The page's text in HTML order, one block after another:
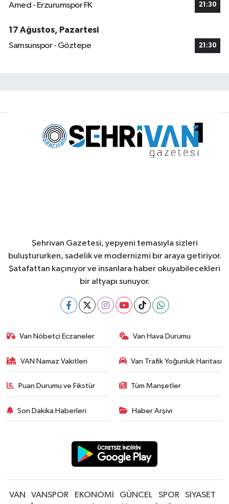
Amed - Erzurumspor FK 21:30
17 Ağustos, Pazartesi
Samsunspor - Göztepe
21:30
Şehrivan Gazetesi, yepyeni temasıyla sizleri
buluştururken, sadelik ve modernizmi bir araya getiriyor.
Şatafattan kaçınıyor ve insanlara haber okuyabilecekleri
bir altyapı sunuyor.
Van Nöbetçi Eczaneler Van Hava Durumu
VAN Namaz Vakitleri Van Trafik Yoğunluk Haritası
Puan Durumu ve Fikstür Tüm Manşetler
Son Dakika Haberleri Haber Arşivi
VAN VANSPOR EKONOMİ GÜNCEL SPOR
SİYASET